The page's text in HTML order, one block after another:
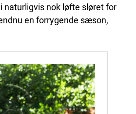
naturligvis nok løfte sløret for
en forrygende sæson,